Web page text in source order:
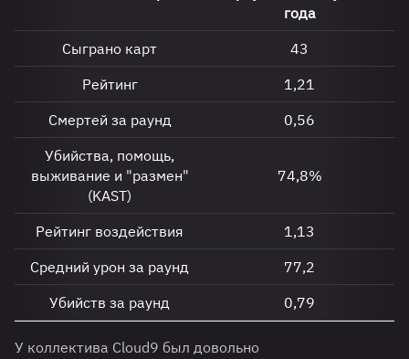
года
Сыграно карт
43
Рейтинг
1,21
Смертей за раунд
0,56
Убийства, помощь,
выживание и "размен"
(KAST)
74,8%
Рейтинг воздействия
1,13
Средний урон за раунд
77,2
Убийств за раунд
0,79
У коллектива Cloud9 был довольно